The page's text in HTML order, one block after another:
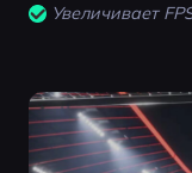
Увеличивает